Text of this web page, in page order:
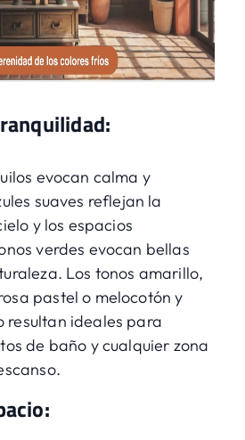
evocan calma y
suaves reflejan la
y los espacios
verdes evocan bellas
Los tonos amarillo,
pastel o melocotón y
resultan ideales para
de baño y cualquier zona